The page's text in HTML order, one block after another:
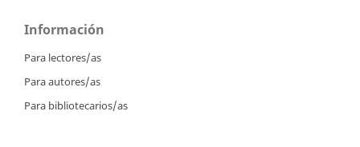
Información
Para lectores/as
Para autores/as
Para bibliotecarios/as